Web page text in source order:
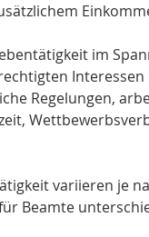
im
Regelungen,
variieren je
Beamte